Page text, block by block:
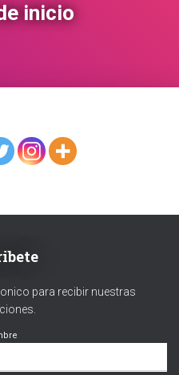
I
inicio
para recibir nuestras